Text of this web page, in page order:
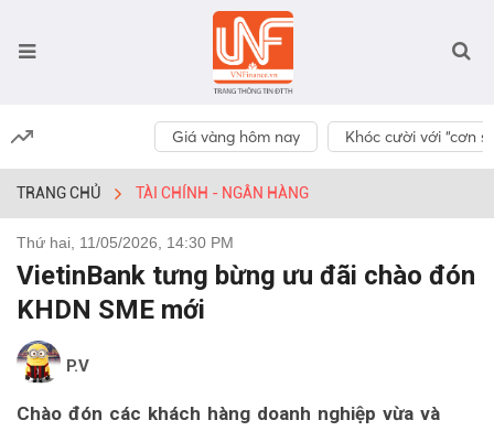
Giá vàng hôm nay Khóc cười với “cơn
TRANG CHỦ TÀI CHÍNH - NGÂN HÀNG
Thứ hai, 11/05/2026, 14:30 PM
VietinBank tưng bừng ưu đãi chào đón
KHDN SME mới
P.V
Chào đón các khách hàng doanh nghiệp vừa và